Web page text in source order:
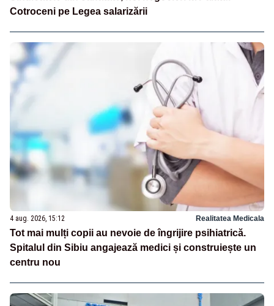
Cotroceni pe Legea salarizării
4 aug. 2026, 15:12 Realitatea Medicala
Tot mai mulți copii au nevoie de îngrijire psihiatrică.
Spitalul din Sibiu angajează medici și construiește un
centru nou